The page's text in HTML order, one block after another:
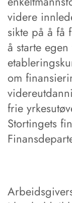
videre
sikte på å få
å starte
om
frie
Stortingets